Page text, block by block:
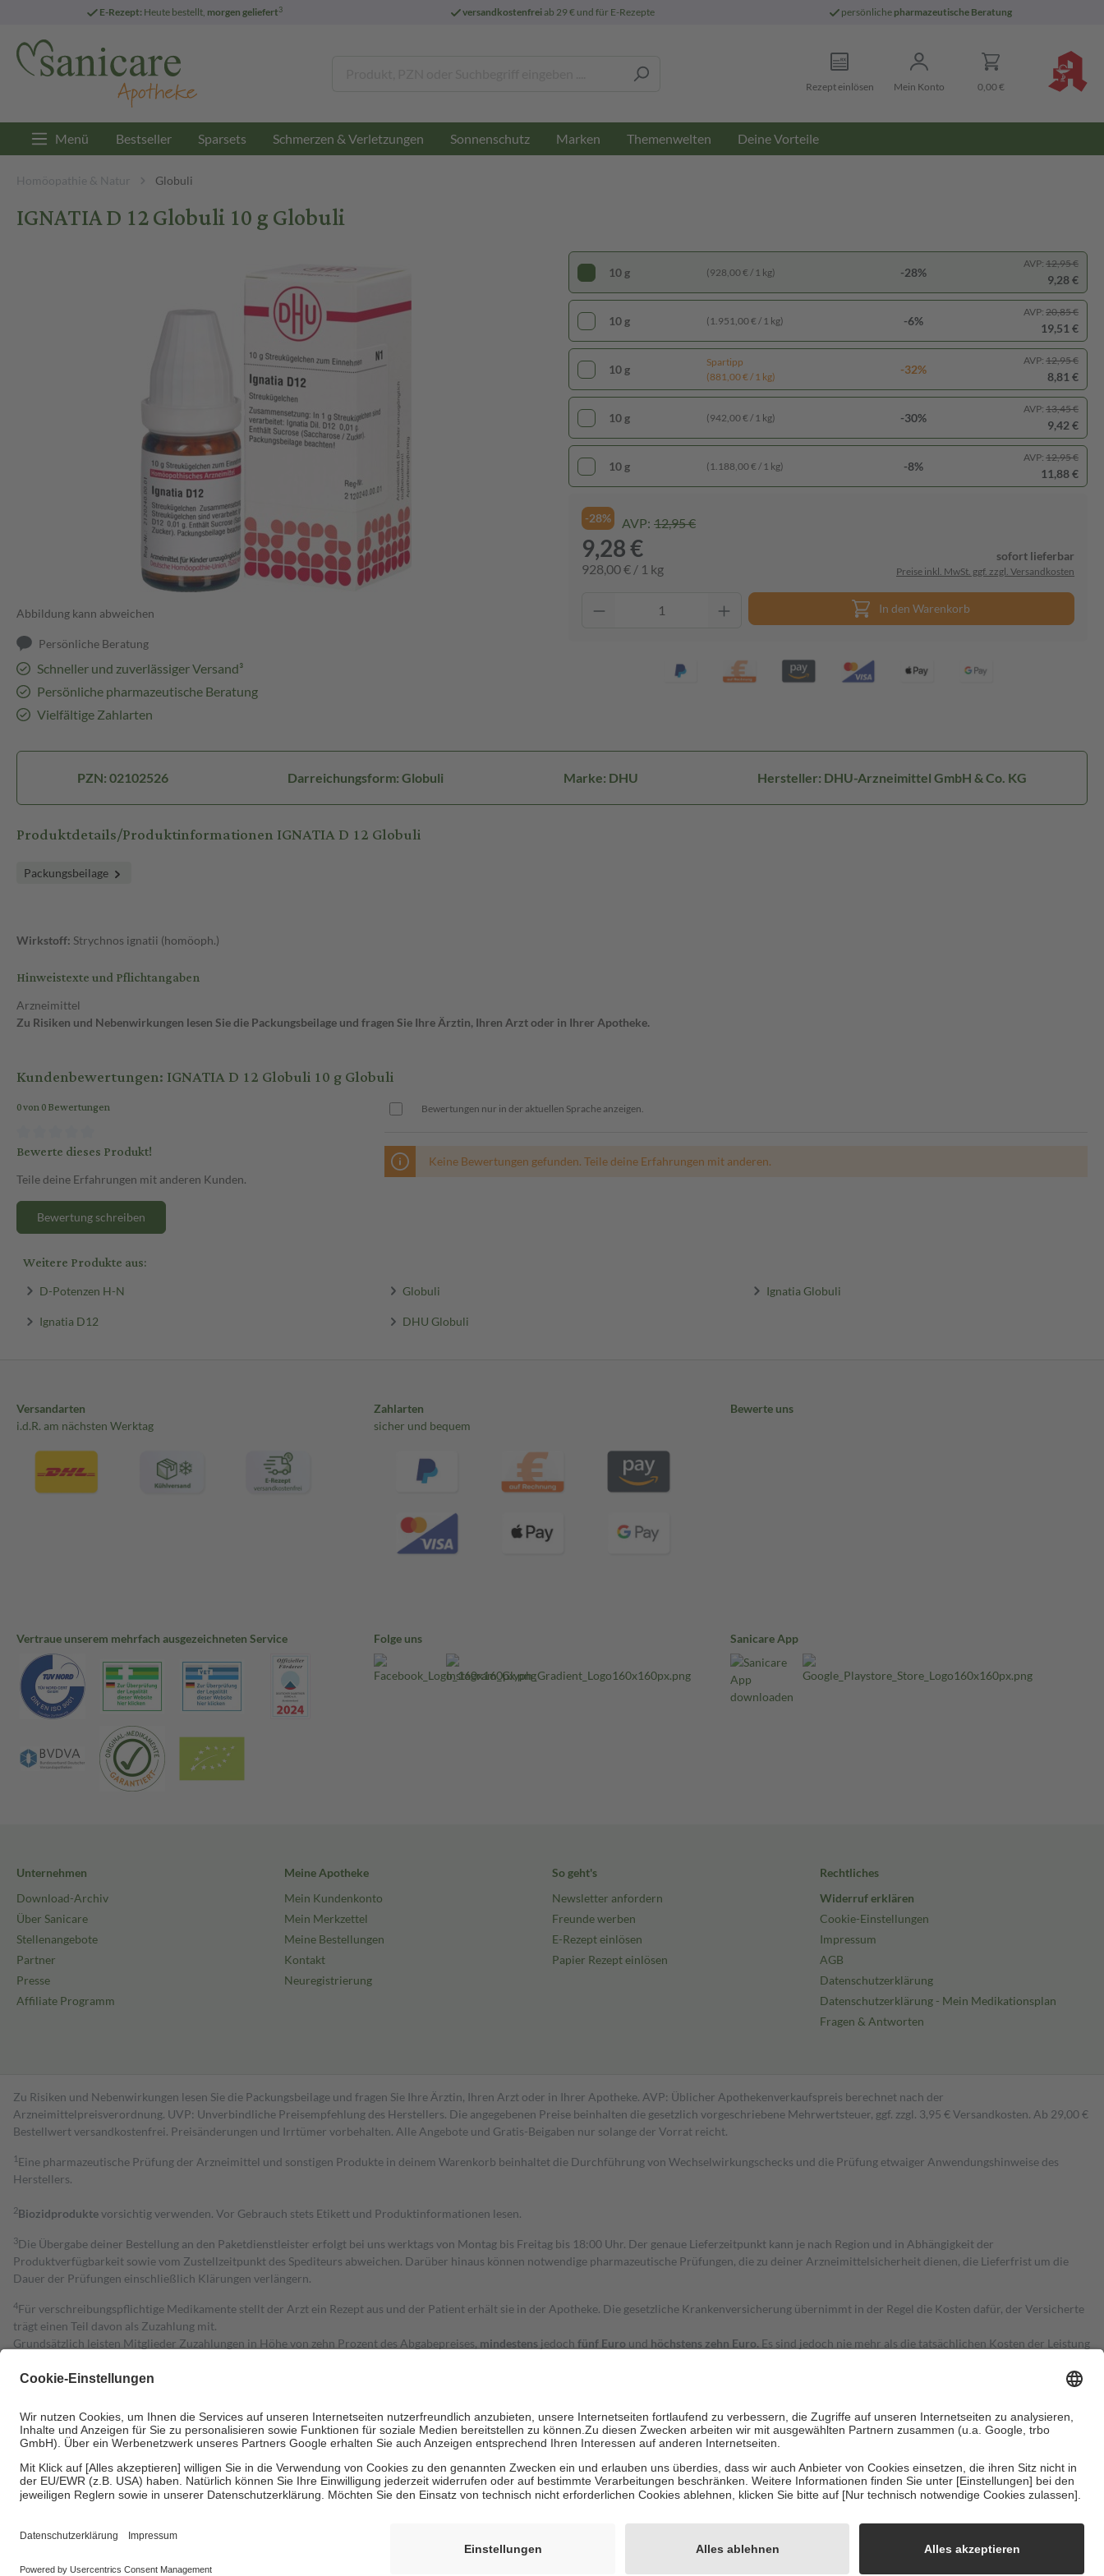
E-Rezept: Heute bestellt, morgen geliefert3 versandkostenfreiab 29 € und für E-Rezepte persönliche pharmazeutische Beratung
Rezept einlösen Mein Konto 0,00 €
Menü Bestseller Sparsets Schmerzen & Verletzungen Sonnenschutz Marken Themenwelten Deine Vorteile
Homöopathie & Natur Globuli
IGNATIA D 12 Globuli 10 g Globuli
Abbildung kann abweichen
Persönliche Beratung
Schneller und zuverlässiger Versand³
Persönliche pharmazeutische Beratung
Vielfältige Zahlarten
10 g (928,00 € / 1 kg) -28%
AVP: 12,95 €
9,28 €
10 g (1.951,00 € / 1 kg) -6%
AVP: 20,85 €
19,51 €
10 g
Spartipp
(881,00 € / 1 kg)
-32%
AVP: 12,95 €
8,81 €
10 g (942,00 € / 1 kg) -30%
AVP: 13,45 €
9,42 €
10 g (1.188,00 € / 1 kg) -8%
AVP: 12,95 €
11,88 €
-28% AVP: 12,95 €
9,28 €
928,00 € / 1 kg
sofort lieferbar
Preise inkl. MwSt. ggf. zzgl. Versandkosten
In den Warenkorb
PZN: 02102526 Darreichungsform: Globuli Marke: DHU Hersteller: DHU-Arzneimittel GmbH & Co. KG
Produktdetails/Produktinformationen IGNATIA D 12 Globuli
Packungsbeilage
Wirkstoff: Strychnos ignatii (homöoph.)
Hinweistexte und Pflichtangaben
Arzneimittel
Zu Risiken und Nebenwirkungen lesen Sie die Packungsbeilage und fragen Sie Ihre Ärztin, Ihren Arzt oder in Ihrer Apotheke.
Kundenbewertungen: IGNATIA D 12 Globuli 10 g Globuli
0 von 0 Bewertungen
Bewerte dieses Produkt!
Teile deine Erfahrungen mit anderen Kunden.
Bewertung schreiben
Bewertungen nur in der aktuellen Sprache anzeigen.
Keine Bewertungen gefunden. Teile deine Erfahrungen mit anderen.
Weitere Produkte aus:
D-Potenzen H-N Globuli Ignatia Globuli
Ignatia D12 DHU Globuli
Versandarten
i.d.R. am nächsten Werktag
Zahlarten
sicher und bequem
Bewerte uns
Vertraue unserem mehrfach ausgezeichneten Service Folge uns Sanicare App
Unternehmen
Download-Archiv
Über Sanicare
Stellenangebote
Partner
Presse
Affiliate Programm
Meine Apotheke
Mein Kundenkonto
Mein Merkzettel
Meine Bestellungen
Kontakt
Neuregistrierung
So geht's
Newsletter anfordern
Freunde werben
E-Rezept einlösen
Papier Rezept einlösen
Rechtliches
Widerruf erklären
Cookie-Einstellungen
Impressum
AGB
Datenschutzerklärung
Datenschutzerklärung - Mein Medikationsplan
Fragen & Antworten
Zu Risiken und Nebenwirkungen lesen Sie die Packungsbeilage und fragen Sie Ihre Ärztin, Ihren Arzt oder in Ihrer Apotheke. AVP: Üblicher Apothekenverkaufspreis berechnet nach der
Arzneimittelpreisverordnung. UVP: Unverbindliche Preisempfehlung des Herstellers. Die angegebenen Preise beinhalten die gesetzlich vorgeschriebene Mehrwertsteuer, ggf. zzgl. 3,95 € Versandkosten. Ab 29,00 €
Bestell­wert versand­kosten­frei. Preisänderungen und Irrtümer vorbehalten. Alle Angebote und Gratis-Beigaben nur solange der Vorrat reicht.
1 Eine pharmazeutische Prüfung der Arzneimittel und sonstigen Produkte in deinem Warenkorb beinhaltet die Durchführung von Wechselwirkungschecks und die Prüfung etwaiger Anwendungshinweise des
Herstellers.
2Biozidproduktevorsichtig verwenden. Vor Gebrauch stets Etikett und Produktinformationen lesen.
3Die Übergabe deiner Bestellung an den Paketdienstleister erfolgt bei uns werktags von Montag bis Freitag bis 18:00 Uhr. Der genaue Lieferzeitpunkt kann je nach Region und in Abhängigkeit der
Produktverfügbarkeit sowie vom Zustellzeitpunkt des Spediteurs abweichen. Darüber hinaus können notwendige pharmazeutische Prüfungen, die zu deiner Arzneimittelsicherheit dienen, die Lieferfrist um die
Dauer der Prüfungen einschließlich Klärungen verlängern.
4Für verschreibungspflichtige Medikamente stellt der Arzt ein Rezept aus und der Patient erhält sie in der Apotheke. Die gesetzliche Krankenversicherung übernimmt in der Regel die Kosten dafür, der Versicherte
trägt einen Teil davon als Zuzahlung mit.
Grundsätzlich leisten Mitglieder Zuzahlungen in Höhe von zehn Prozent des Abgabepreises, mindestens jedoch fünf Euro und höchstens zehn Euro. Es sind jedoch nie mehr als die tatsächlichen Kosten der Leistung
Diese Regeln gelten grundsätzlich auch für Online-Apotheken.
Um das Engagement der Versicherten für ihre eigene Gesundheit zu stärken und die besondere Stellung der Familie zu unterstützen, fallenkeine Zuzahlungen an bei:
• Kindern und Jugendlichen bis zum vollendeten 18. Lebensjahr mit Ausnahme der Fahrkosten
• Untersuchungen zur Vorsorge und Früherkennung, die von der GKV getragen werden
• empfohlenen Schutzimpfungen
• Harn- und Blutteststreifen
Informationen findest du hier: https://help.etrusted.com/hc/de/articles/4419944605341